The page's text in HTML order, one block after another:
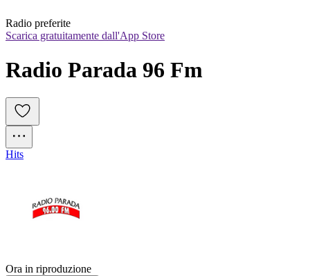
Radio preferite
Scarica gratuitamente dall'App Store
Radio Parada 96 Fm
Hits
Ora in riproduzione